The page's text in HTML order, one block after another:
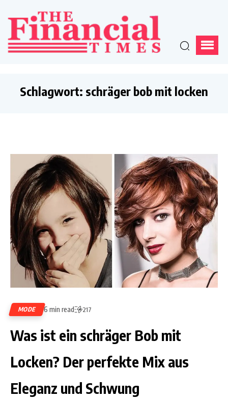
Schlagwort: schräger bob mit locken
MODE 6 min read 217
Was ist ein schräger Bob mit
Locken? Der perfekte Mix aus
Eleganz und Schwung